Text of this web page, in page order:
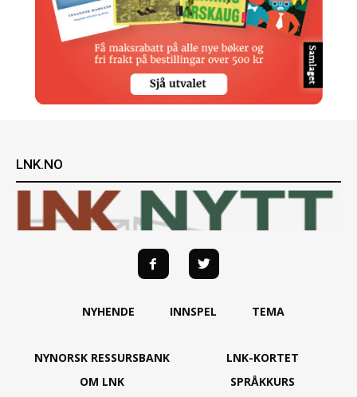
LNK.NO
NYHENDE INNSPEL TEMA
NYNORSK RESSURSBANK
OM LNK
LNK-KORTET
SPRÅKKURS